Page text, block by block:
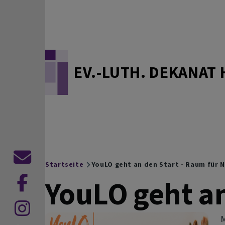
EV.-LUTH. DEKANAT
Breadcrumb
Startseite YouLO geht an den Start - Raum für
YouLO geht
Kontaktformular
zu
Facebook
zu